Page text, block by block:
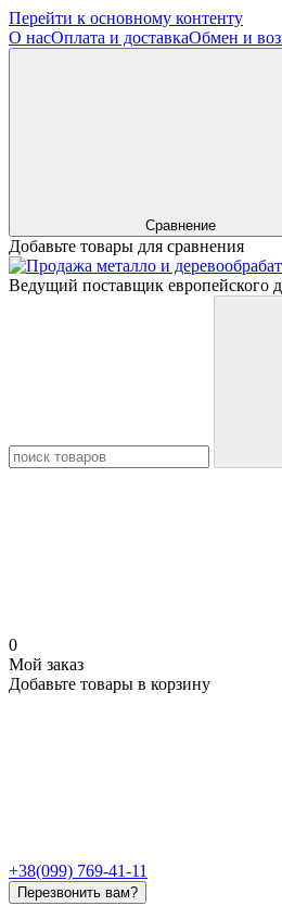
Перейти к основному контенту
О насОплата и доставкаОбмен и
Сравнение
Добавьте товары для сравнения
Ведущий поставщик европейского
0
Мой заказ
Добавьте товары в корзину
+38(099) 769-41-11
Перезвонить вам?